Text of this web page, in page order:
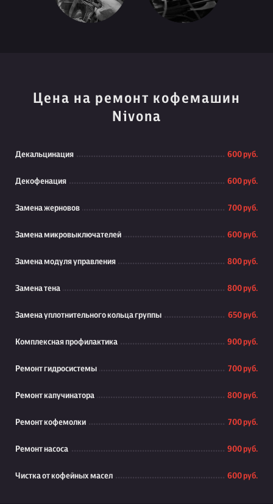
Цена на ремонт кофемашин
Nivona
Декальцинация 600 руб.
Декофенация 600 руб.
Замена жерновов 700 руб.
Замена микровыключателей 600 руб.
Замена модуля управления 800 руб.
Замена тена 800 руб.
Замена уплотнительного кольца группы 650 руб.
Комплексная профилактика 900 руб.
Ремонт гидросистемы 700 руб.
Ремонт капучинатора 800 руб.
Ремонт кофемолки 700 руб.
Ремонт насоса 900 руб.
Чистка от кофейных масел 600 руб.